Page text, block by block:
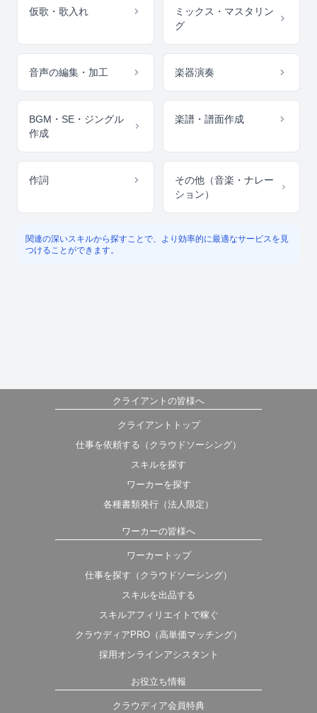
仮歌・歌入れ
ミックス・マスタリン
グ
音声の編集・加工 楽器演奏
BGM・SE・ジングル
作成
楽譜・譜面作成
作詞
その他（音楽・ナレー
ション）
関連の深いスキルから探すことで、より効率的に最適なサービスを見
つけることができます。
クライアントの皆様へ
クライアントトップ
仕事を依頼する（クラウドソーシング）
スキルを探す
ワーカーを探す
各種書類発行（法人限定）
ワーカーの皆様へ
ワーカートップ
仕事を探す（クラウドソーシング）
スキルを出品する
スキルアフィリエイトで稼ぐ
クラウディアPRO（高単価マッチング）
採用オンラインアシスタント
お役立ち情報
クラウディア会員特典